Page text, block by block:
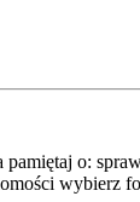
o:
wybierz